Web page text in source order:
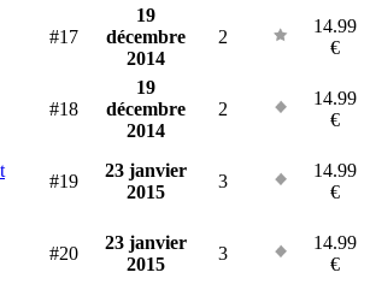
#17
19
décembre
2014
2
14.99
€
#18
19
décembre
2014
2
14.99
€
#19
23 janvier
2015
3
14.99
€
#20
23 janvier
2015
3
14.99
€